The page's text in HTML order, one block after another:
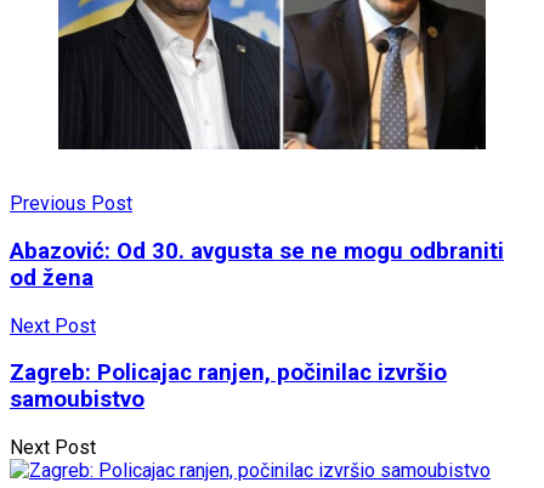
Previous Post
Abazović: Od 30. avgusta se ne mogu odbraniti
od žena
Next Post
Zagreb: Policajac ranjen, počinilac izvršio
samoubistvo
Next Post